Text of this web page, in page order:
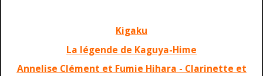
Kigaku
La légende de Kaguya-Hime
Annelise Clément et Fumie Hihara - Clarinette et